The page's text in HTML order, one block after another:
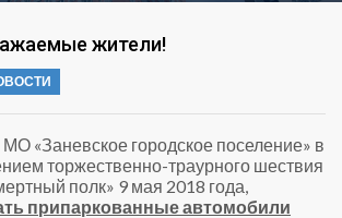
жители!
«Заневское городское поселение» в
торжественно-траурного шествия
полк» 9 мая 2018 года,
припаркованные автомобили